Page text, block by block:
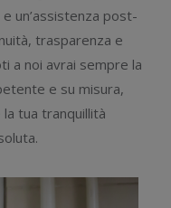
un’assistenza post-
trasparenza e
a noi avrai sempre la
e su misura,
tua tranquillità